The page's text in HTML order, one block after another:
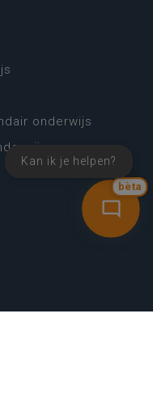
bèta
Kan ik je helpen?
onderwijs